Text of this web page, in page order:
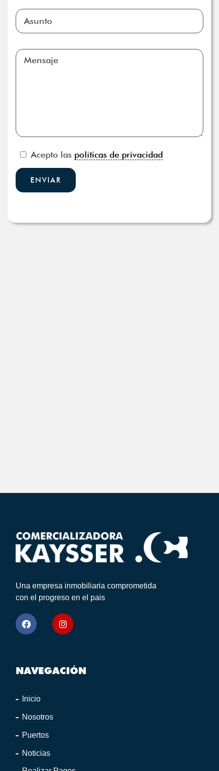
Acepto las políticas de privacidad
Una empresa inmobiliaria comprometida
con el progreso en el pais
NAVEGACIÓN
Inicio
Nosotros
Puertos
Noticias